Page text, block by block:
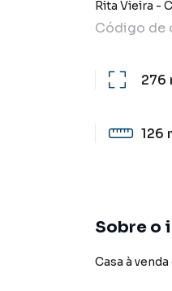
Rita Vieira -
Código de
276
126
Sobre o
Casa à